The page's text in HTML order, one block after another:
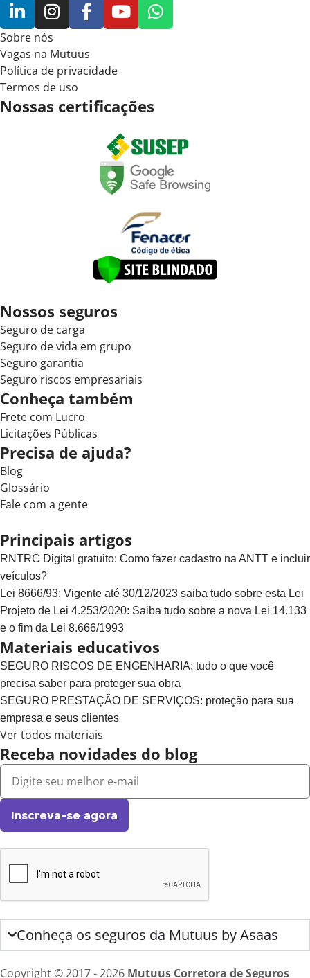
Sobre nós
Vagas na Mutuus
Política de privacidade
Termos de uso
Nossas certificações
Nossos seguros
Seguro de carga
Seguro de vida em grupo
Seguro garantia
Seguro riscos empresariais
Conheça também
Frete com Lucro
Licitações Públicas
Precisa de ajuda?
Blog
Glossário
Fale com a gente
Principais artigos
RNTRC Digital gratuito: Como fazer cadastro na ANTT e incluir
veículos?
Lei 8666/93: Vigente até 30/12/2023 saiba tudo sobre esta Lei
Projeto de Lei 4.253/2020: Saiba tudo sobre a nova Lei 14.133
e o fim da Lei 8.666/1993
Materiais educativos
SEGURO RISCOS DE ENGENHARIA: tudo o que você
precisa saber para proteger sua obra
SEGURO PRESTAÇÃO DE SERVIÇOS: proteção para sua
empresa e seus clientes
Ver todos materiais
Receba novidades do blog
Inscreva-se agora
Conheça os seguros da Mutuus by Asaas
Copyright © 2017 - 2026 Mutuus Corretora de Seguros